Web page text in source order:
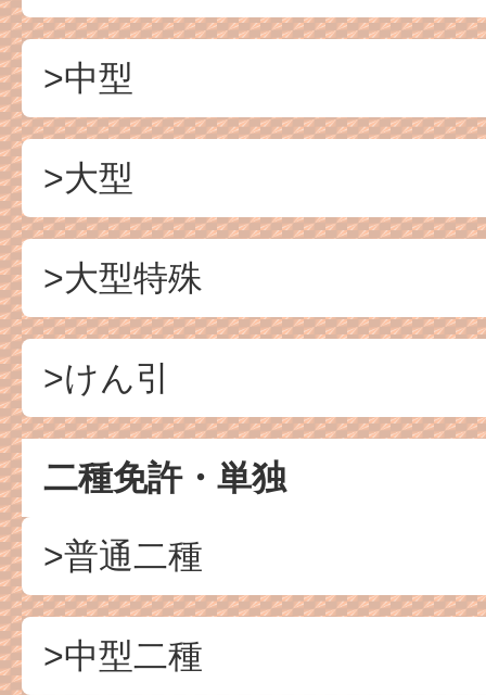
>中型
>大型
>大型特殊
>けん引
二種免許・単独
>普通二種
>中型二種